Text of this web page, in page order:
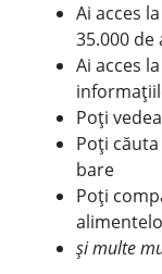
Ai acces
35.000
Ai acces
Poți
Poți
bare
Poți
și multe